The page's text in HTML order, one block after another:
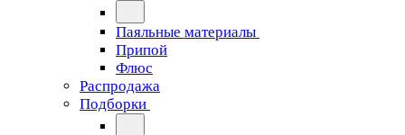
Паяльные материалы
Припой
Флюс
Распродажа
Подборки